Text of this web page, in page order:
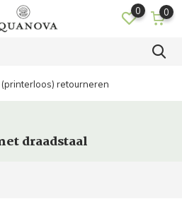
0 0
(printerloos) retourneren
draadstaal